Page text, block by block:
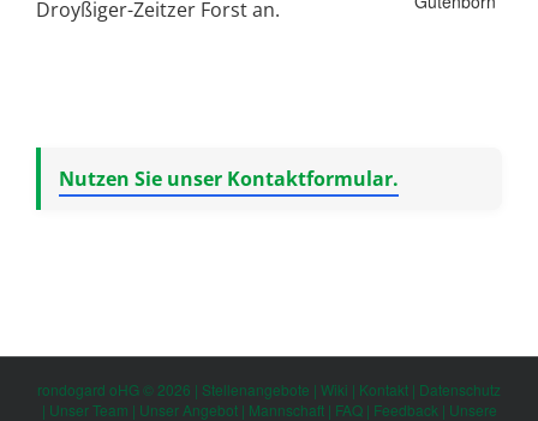
Droyßiger-Zeitzer Forst an.
Nutzen Sie unser Kontaktformular.
rondogard oHG © 2026 | Stellenangebote | Wiki | Kontakt | Datenschutz
| Unser Team | Unser Angebot| Mannschaft| FAQ| Feedback | Unsere